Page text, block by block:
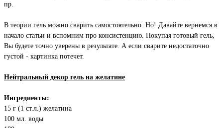
пр.
В теории гель можно сварить самостоятельно. Но! Давайте вернемся в
начало статьи и вспомним про консистенцию. Покупая готовый гель,
Вы будете точно уверены в результате. А если сварите недостаточно
густой - картинка потечет.
Нейтральный декор гель на желатине
Ингредиенты:
15 г (1 ст.л.) желатина
100 мл. воды